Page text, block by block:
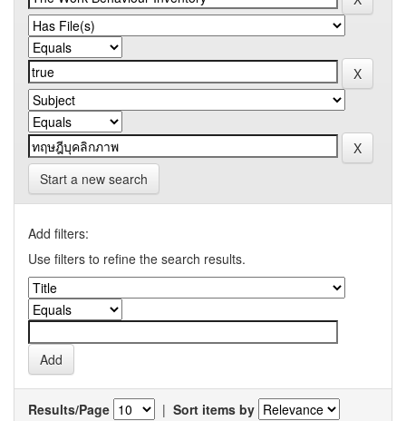
Start a new search
Add filters:
Use filters to refine the search results.
Results/Page | Sort items by